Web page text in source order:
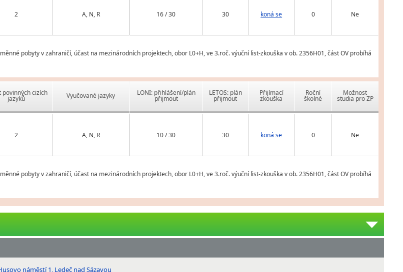
2 A, N, R 16 / 30 30 koná se 0 Ne
pobyty v zahraničí, účast na mezinárodních projektech, obor L0+H, ve 3.roč. výuční list-zkouška v ob. 2356H01, část OV probíhá
povinných cizích
jazyků Vyučované jazyky
2 A, N, R
LONI: přihlášení/plán
přijmout
LETOS: plán
přijmout
Přijímací
zkouška
Roční
školné
Možnost
studia pro ZP
10 / 30 30 koná se 0 Ne
pobyty v zahraničí, účast na mezinárodních projektech, obor L0+H, ve 3.roč. výuční list-zkouška v ob. 2356H01, část OV probíhá
náměstí 1, Ledeč nad Sázavou